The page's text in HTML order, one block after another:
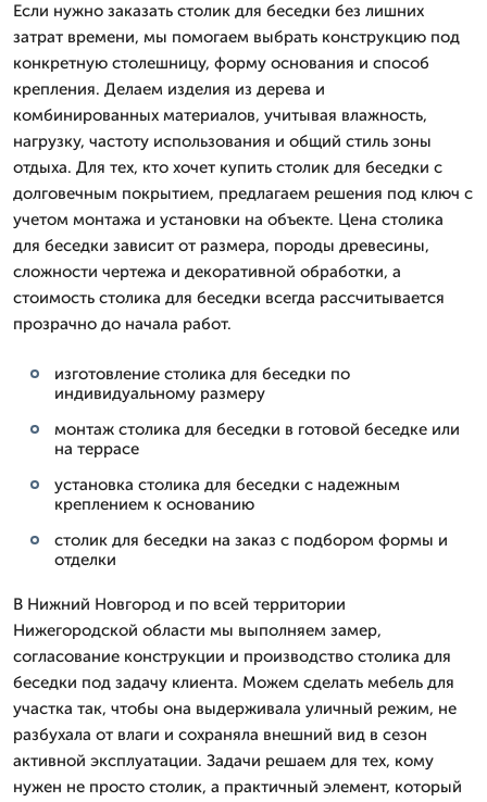
Если нужно заказать столик для беседки без лишних
затрат времени, мы помогаем выбрать конструкцию под
конкретную столешницу, форму основания и способ
крепления. Делаем изделия из дерева и
комбинированных материалов, учитывая влажность,
нагрузку, частоту использования и общий стиль зоны
отдыха. Для тех, кто хочет купить столик для беседки с
долговечным покрытием, предлагаем решения под ключ с
учетом монтажа и установки на объекте. Цена столика
для беседки зависит от размера, породы древесины,
сложности чертежа и декоративной обработки, а
стоимость столика для беседки всегда рассчитывается
прозрачно до начала работ.
изготовление столика для беседки по
индивидуальному размеру
монтаж столика для беседки в готовой беседке или
на террасе
установка столика для беседки с надежным
креплением к основанию
столик для беседки на заказ с подбором формы и
отделки
В Нижний Новгород и по всей территории
Нижегородской области мы выполняем замер,
согласование конструкции и производство столика для
беседки под задачу клиента. Можем сделать мебель для
участка так, чтобы она выдерживала уличный режим, не
разбухала от влаги и сохраняла внешний вид в сезон
активной эксплуатации. Задачи решаем для тех, кому
нужен не просто столик, а практичный элемент, который